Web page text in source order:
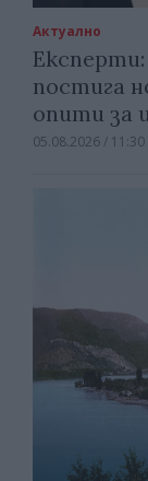
Актуално
постига
опити за
05.08.2026 / 11:30